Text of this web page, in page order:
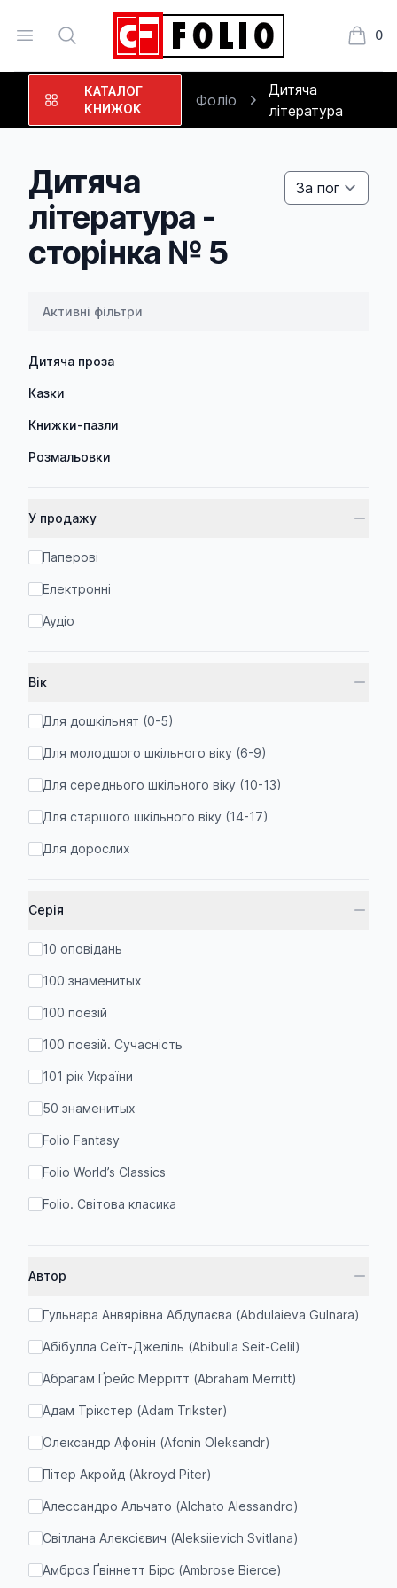
Open menu
Search 0
КАТАЛОГ
КНИЖОК
Фоліо
Дитяча
література
Дитяча
література -
сторінка № 5
Активні фільтри
Дитяча проза
Казки
Книжки-пазли
Розмальовки
У продажу
Паперові
Електронні
Аудіо
Вік
Для дошкільнят (0-5)
Для молодшого шкільного віку (6-9)
Для середнього шкільного віку (10-13)
Для старшого шкільного віку (14-17)
Для дорослих
Серія
10 оповідань
100 знаменитых
100 поезій
100 поезій. Сучасність
101 рік України
50 знаменитых
Folio Fantasy
Folio World’s Classics
Folio. Світова класика
веселка”
Бадрак
Барви
Бест
Бібліотека зарубіжної класики
Автор
Гульнара Анвярівна Абдулаєва (Abdulaieva Gulnara)
Абібулла Сеїт-Джеліль (Abibulla Seit-Celil)
Абрагам Ґрейс Меррітт (Abraham Merritt)
Адам Трікстер (Adam Trikster)
Олександр Афонін (Afonin Oleksandr)
Пітер Акройд (Akroyd Piter)
Алессандро Альчато (Alchato Alessandro)
Світлана Алексієвич (Aleksiievich Svitlana)
Амброз Ґвіннетт Бірс (Ambrose Bierce)